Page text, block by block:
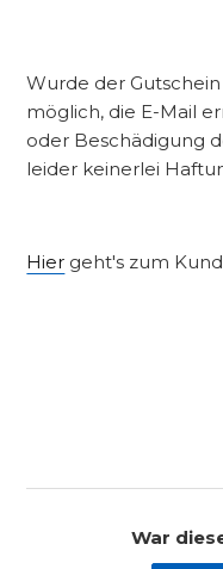
Wurde der
möglich, die E-Mail
oder Beschädigung
leider keinerlei
Hier geht's zum
War